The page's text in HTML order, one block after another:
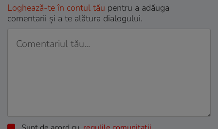
Loghează-te în contul tău pentru a adăuga
comentarii și a te alătura dialogului.